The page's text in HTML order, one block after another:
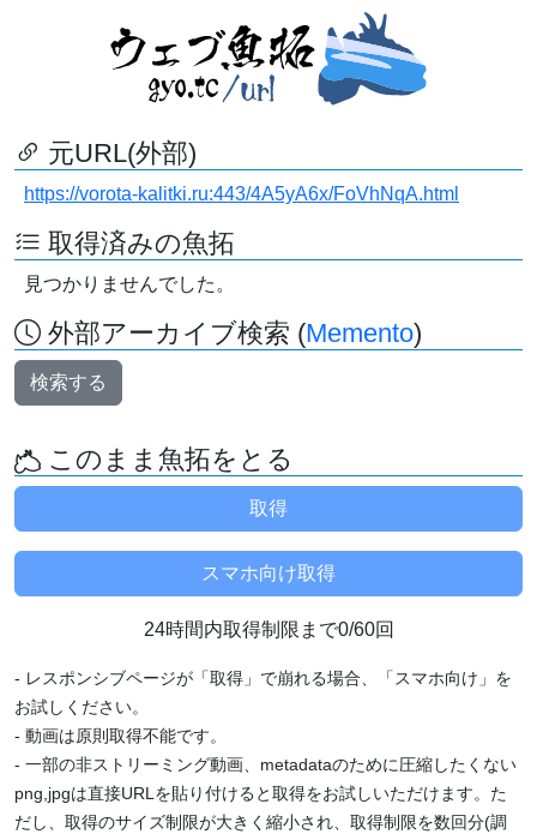
元URL(外部)
https://vorota-kalitki.ru:443/4A5yA6x/FoVhNqA.html
取得済みの魚拓
見つかりませんでした。
外部アーカイブ検索 (Memento)
検索する
このまま魚拓をとる
24時間内取得制限まで0/60回
- レスポンシブページが「取得」で崩れる場合、「スマホ向け」を
お試しください。
- 動画は原則取得不能です。
- 一部の非ストリーミング動画、metadataのために圧縮したくない
png,jpgは直接URLを貼り付けると取得をお試しいただけます。た
だし、取得のサイズ制限が大きく縮小され、取得制限を数回分(調